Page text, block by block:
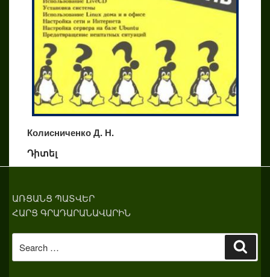
Колисниченко Д. Н.
Դիտել
ԱՌՑԱՆՑ ՊԱՏՎԵՐ
ՀԱՐՑ ԳՐԱԴԱՐԱՆԱՎԱՐԻՆ
for: